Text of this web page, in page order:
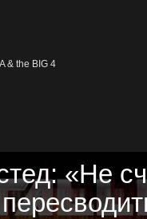
& the BIG 4
«Не